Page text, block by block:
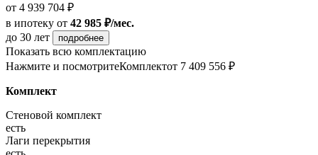
от 4 939 704 ₽
в ипотеку от 42 985 ₽/мес.
до 30 лет
подробнее
Показать всю комплектацию
Нажмите и посмотритеКомплектот 7 409 556 ₽
Комплект
Стеновой комплект
есть
Лаги перекрытия